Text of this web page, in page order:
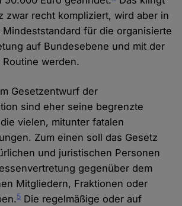
zwar recht kompliziert, wird aber in
für die organisierte
auf Bundesebene und mit der
werden.
Gesetzentwurf der
sind eher seine begrenzte
vielen, mitunter fatalen
Zum einen soll das Gesetz
und juristischen Personen
gegenüber dem
Mitgliedern, Fraktionen oder
5 Die regelmäßige oder auf